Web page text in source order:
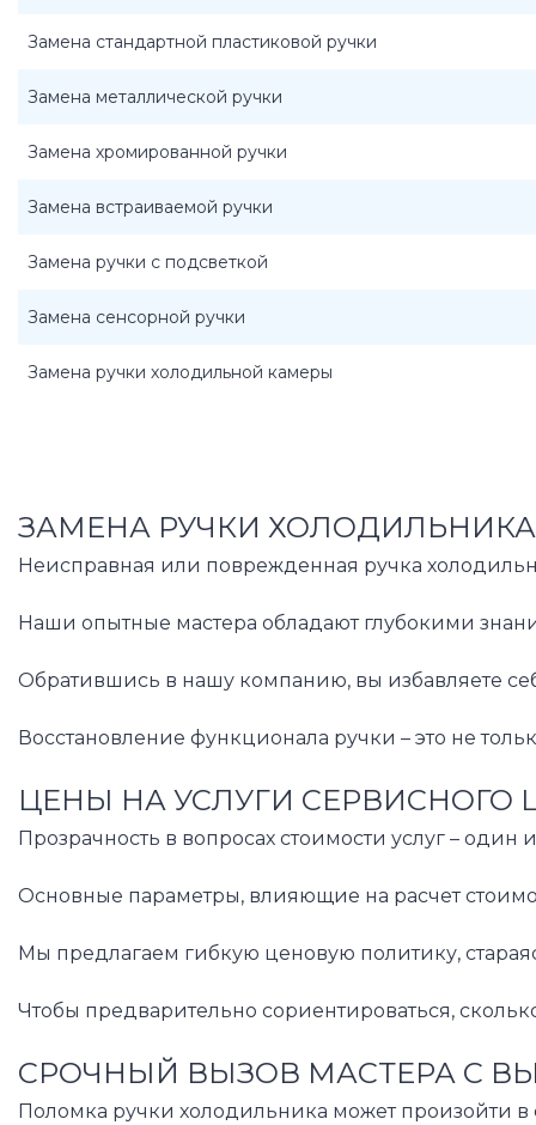
Замена стандартной пластиковой ручки
Замена металлической ручки
Замена хромированной ручки
Замена встраиваемой ручки
Замена ручки с подсветкой
Замена сенсорной ручки
Замена ручки холодильной камеры
ЗАМЕНА РУЧКИ
Неисправная или поврежденная ручка
Наши опытные мастера обладают глубокими
Обратившись в нашу компанию, вы избавляете
Восстановление функционала ручки – это не
ЦЕНЫ НА УСЛУГИ СЕРВИСНОГО
Прозрачность в вопросах стоимости услуг –
Основные параметры, влияющие на расчет
Мы предлагаем гибкую ценовую политику,
Чтобы предварительно сориентироваться,
СРОЧНЫЙ ВЫЗОВ МАСТЕРА С
Поломка ручки холодильника может произойти